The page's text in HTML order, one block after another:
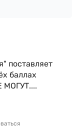
поставляет
баллах
МОГУТ....